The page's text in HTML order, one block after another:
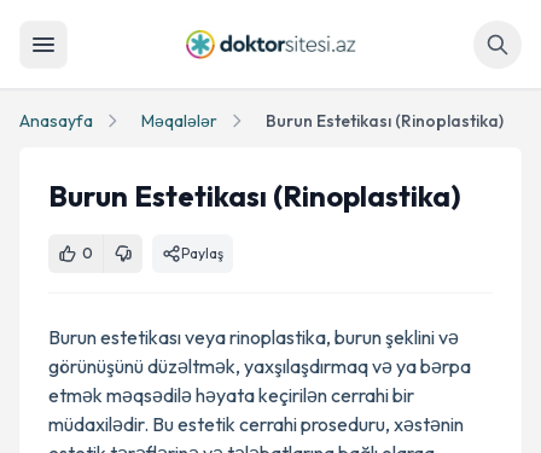
Anasayfa Məqalələr Burun Estetikası (Rinoplastika)
Burun Estetikası (Rinoplastika)
0 Paylaş
Burun estetikası veya rinoplastika, burun şeklini və
görünüşünü düzəltmək, yaxşılaşdırmaq və ya bərpa
etmək məqsədilə həyata keçirilən cerrahi bir
müdaxilədir. Bu estetik cerrahi proseduru, xəstənin